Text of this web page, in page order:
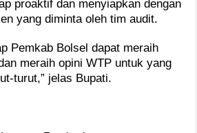
proaktif dan menyiapkan dengan
yang diminta oleh tim audit.
Pemkab Bolsel dapat meraih
meraih opini WTP untuk yang
turut,” jelas Bupati.